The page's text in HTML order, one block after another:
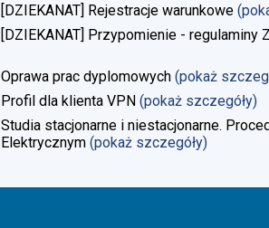
[DZIEKANAT] Rejestracje warunkowe
[DZIEKANAT] Przypomienie - regulaminy
Oprawa prac dyplomowych (pokaż
Profil dla klienta VPN (pokaż szczegóły)
Studia stacjonarne i niestacjonarne.
Elektrycznym (pokaż szczegóły)